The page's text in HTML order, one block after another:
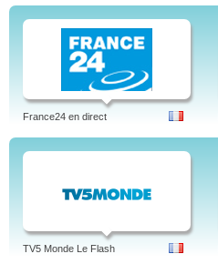
France24 en direct
TV5 Monde Le Flash